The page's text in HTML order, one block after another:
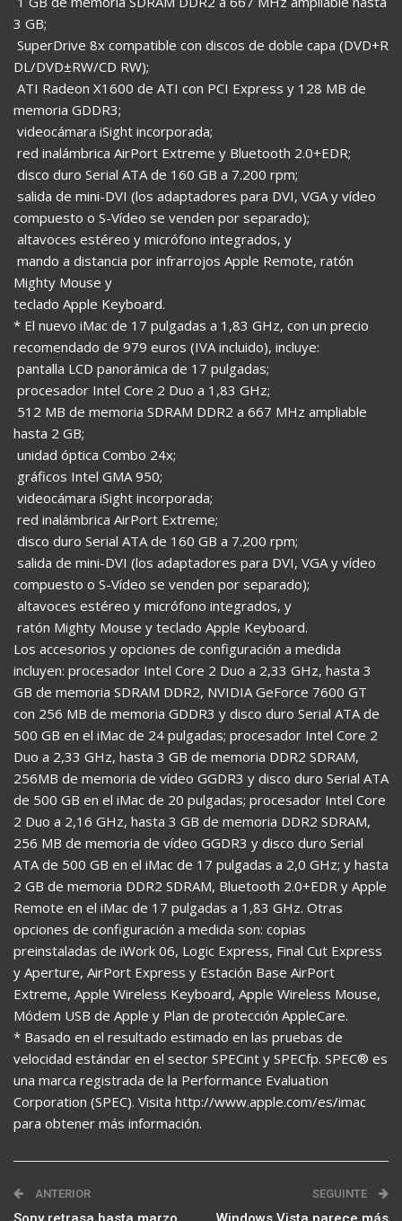
3 GB;
 SuperDrive 8x compatible con discos de doble capa (DVD+R
DL/DVD±RW/CD RW);
 ATI Radeon X1600 de ATI con PCI Express y 128 MB de
memoria GDDR3;
 videocámara iSight incorporada;
 red inalámbrica AirPort Extreme y Bluetooth 2.0+EDR;
 disco duro Serial ATA de 160 GB a 7.200 rpm;
 salida de mini-DVI (los adaptadores para DVI, VGA y vídeo
compuesto o S-Vídeo se venden por separado);
 altavoces estéreo y micrófono integrados, y
 mando a distancia por infrarrojos Apple Remote, ratón
Mighty Mouse y
teclado Apple Keyboard.
* El nuevo iMac de 17 pulgadas a 1,83 GHz, con un precio
recomendado de 979 euros (IVA incluido), incluye:
 pantalla LCD panorámica de 17 pulgadas;
 procesador Intel Core 2 Duo a 1,83 GHz;
 512 MB de memoria SDRAM DDR2 a 667 MHz ampliable
hasta 2 GB;
 unidad óptica Combo 24x;
 gráficos Intel GMA 950;
 videocámara iSight incorporada;
 red inalámbrica AirPort Extreme;
 disco duro Serial ATA de 160 GB a 7.200 rpm;
 salida de mini-DVI (los adaptadores para DVI, VGA y vídeo
compuesto o S-Vídeo se venden por separado);
 altavoces estéreo y micrófono integrados, y
 ratón Mighty Mouse y teclado Apple Keyboard.
Los accesorios y opciones de configuración a medida
incluyen: procesador Intel Core 2 Duo a 2,33 GHz, hasta 3
GB de memoria SDRAM DDR2, NVIDIA GeForce 7600 GT
con 256 MB de memoria GDDR3 y disco duro Serial ATA de
500 GB en el iMac de 24 pulgadas; procesador Intel Core 2
Duo a 2,33 GHz, hasta 3 GB de memoria DDR2 SDRAM,
256MB de memoria de vídeo GGDR3 y disco duro Serial ATA
de 500 GB en el iMac de 20 pulgadas; procesador Intel Core
2 Duo a 2,16 GHz, hasta 3 GB de memoria DDR2 SDRAM,
256 MB de memoria de vídeo GGDR3 y disco duro Serial
ATA de 500 GB en el iMac de 17 pulgadas a 2,0 GHz; y hasta
2 GB de memoria DDR2 SDRAM, Bluetooth 2.0+EDR y Apple
Remote en el iMac de 17 pulgadas a 1,83 GHz. Otras
opciones de configuración a medida son: copias
preinstaladas de iWork 06, Logic Express, Final Cut Express
y Aperture, AirPort Express y Estación Base AirPort
Extreme, Apple Wireless Keyboard, Apple Wireless Mouse,
Módem USB de Apple y Plan de protección AppleCare.
* Basado en el resultado estimado en las pruebas de
velocidad estándar en el sector SPECint y SPECfp. SPEC® es
una marca registrada de la Performance Evaluation
Corporation (SPEC). Visita http://www.apple.com/es/imac
para obtener más información.
ANTERIOR SEGUINTE